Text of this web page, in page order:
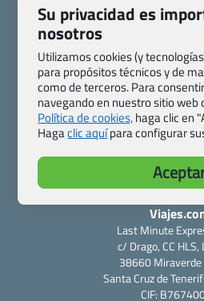
Quienes somos
Pasaporte, Visado, Salud y otras
Blog de Viajes.com
Preguntas frecuentes
Política de privacidad y
Todas las páginas
Last Minute
c/ Drago, CC HLS,
38660 Miraverde
Santa Cruz de
CIF:
Su privacidad es
nosotros
Utilizamos cookies (y
para propósitos técnicos y de
como de terceros. Para
navegando en nuestro sitio web
Política de cookies,haga clic en
Hagaclic aquípara configurar